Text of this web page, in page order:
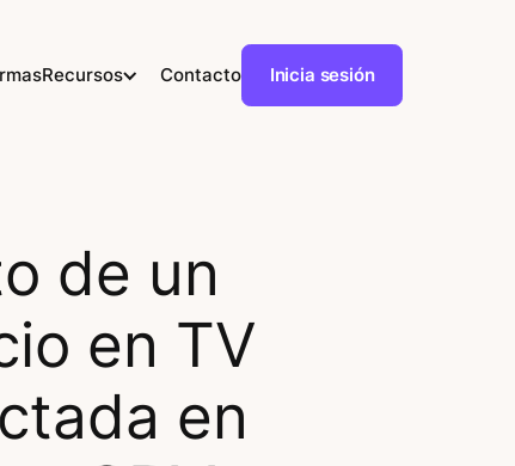
Recursos Contacto Inicia sesión
de un
en TV
en